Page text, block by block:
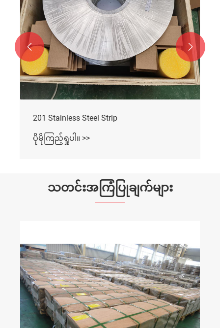
201 Stainless Steel Strip
ပိုမိုကြည့်ရှုပါ။ >>
 
သတင်းအကြံပြုချက်များ